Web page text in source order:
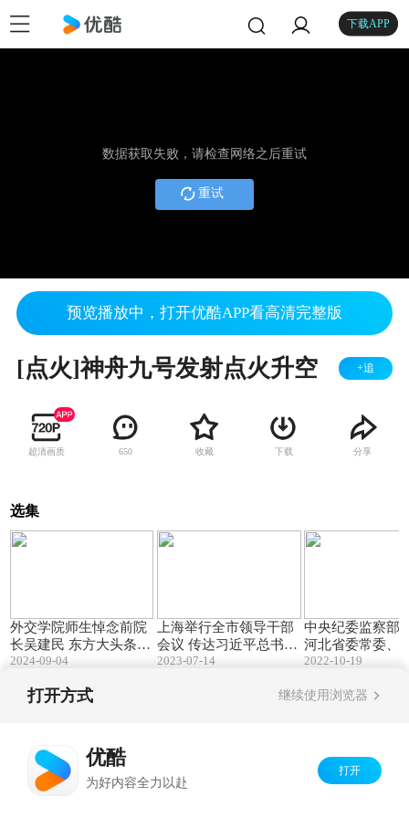
下载APP
数据获取失败，请检查网络之后重试
重试
预览播放中，打开优酷APP看高清完整版
[点火]神舟九号发射点火升空 +追
超清画质 650 收藏 下载 分享
选集
外交学院师生悼念前院
长吴建民 东方大头条 1
60619
2024-09-04
上海举行全市领导干部
会议 传达习近平总书记
重要讲话精神 新闻夜线
2023-07-14
中央纪委监察部
河北省委常委、
长梁滨严重违纪
2022-10-19
打开方式 继续使用浏览器
优酷
为好内容全力以赴
打开